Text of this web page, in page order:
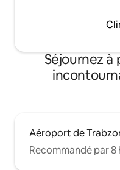
Séjournez
Aéroport de
Recommandé par